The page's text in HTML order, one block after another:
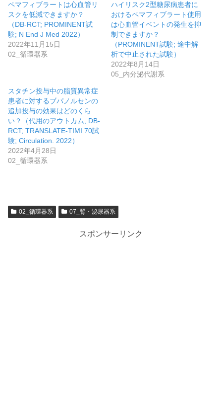
ペマフィブラートは心血管リ
スクを低減できますか？
（DB-RCT; PROMINENT試
験; N End J Med 2022）
2022年11月15日
02_循環器系
ハイリスク2型糖尿病患者に
おけるペマフィブラート使用
は心血管イベントの発生を抑
制できますか？
（PROMINENT試験; 途中解
析で中止された試験）
2022年8月14日
05_内分泌代謝系
スタチン投与中の脂質異常症
患者に対するブパノルセンの
追加投与の効果はどのくら
い？（代用のアウトカム; DB-
RCT; TRANSLATE-TIMI 70試
験; Circulation. 2022）
2022年4月28日
02_循環器系
02_循環器系 07_腎・泌尿器系
スポンサーリンク